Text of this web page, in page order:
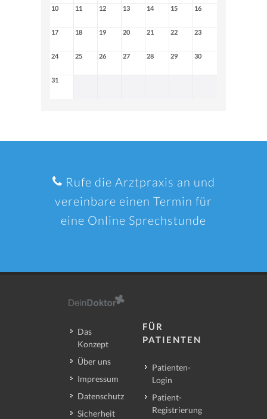
10 11 12 13 14 15 16
17 18 19 20 21 22 23
24 25 26 27 28 29 30
31
Rufe die Arztpraxis an und
vereinbare einen Termin für
eine Online Sprechstunde
Das
Konzept
Über uns
Impressum
Datenschutz
Sicherheit
FÜR
PATIENTEN
Patienten-
Login
Patient-
Registrierung